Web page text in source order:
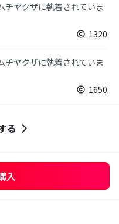
ヤクザに執着されていま
1320
ヤクザに執着されていま
1650
る
入